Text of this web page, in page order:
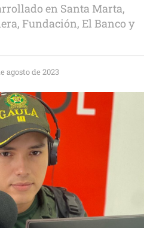
en Santa Marta,
Fundación, El Banco y
agosto de 2023